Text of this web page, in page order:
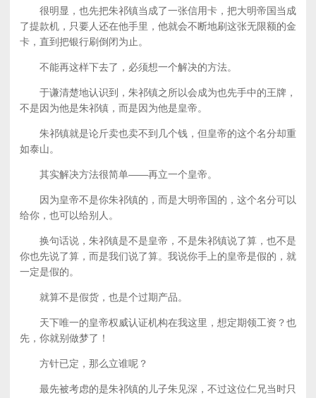
很明显，也先把朱祁镇当成了一张信用卡，把大明帝国当成
了提款机，只要人还在他手里，他就会不断地刷这张无限额的金
卡，直到把银行刷倒闭为止。
不能再这样下去了，必须想一个解决的方法。
于谦清楚地认识到，朱祁镇之所以会成为也先手中的王牌，
不是因为他是朱祁镇，而是因为他是皇帝。
朱祁镇就是论斤卖也卖不到几个钱，但皇帝的这个名分却重
如泰山。
其实解决方法很简单——再立一个皇帝。
因为皇帝不是你朱祁镇的，而是大明帝国的，这个名分可以
给你，也可以给别人。
换句话说，朱祁镇是不是皇帝，不是朱祁镇说了算，也不是
你也先说了算，而是我们说了算。我说你手上的皇帝是假的，就
一定是假的。
就算不是假货，也是个过期产品。
天下唯一的皇帝权威认证机构在我这里，想定期领工资？也
先，你就别做梦了！
方针已定，那么立谁呢？
最先被考虑的是朱祁镇的儿子朱见深，不过这位仁兄当时只